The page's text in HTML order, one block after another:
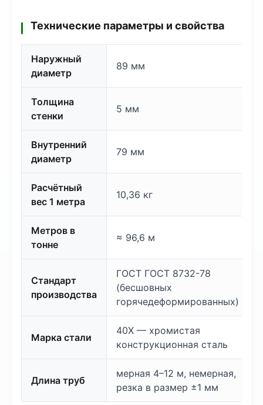
Технические параметры и свойства
Наружный
диаметр
89 мм
Толщина
стенки
5 мм
Внутренний
диаметр
79 мм
Расчётный
вес 1 метра
10,36 кг
Метров в
тонне
≈ 96,6 м
Стандарт
производства
ГОСТ ГОСТ 8732-78
(бесшовных
горячедеформированных)
Марка стали
40Х — хромистая
конструкционная сталь
Длина труб
мерная 4–12 м, немерная,
резка в размер ±1 мм